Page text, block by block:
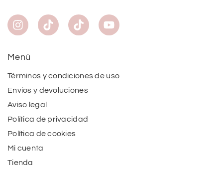
Menú
Términos y condiciones de uso
Envíos y devoluciones
Aviso legal
Política de privacidad
Política de cookies
Mi cuenta
Tienda